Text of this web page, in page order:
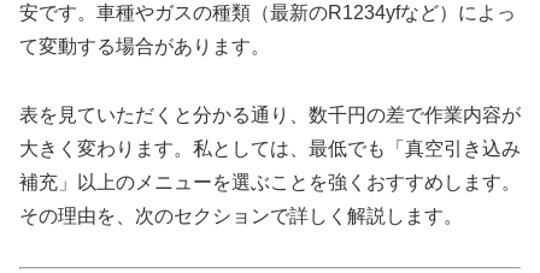
安です。車種やガスの種類（最新のR1234yfなど）によっ
て変動する場合があります。
表を見ていただくと分かる通り、数千円の差で作業内容が
大きく変わります。私としては、最低でも「真空引き込み
補充」以上のメニューを選ぶことを強くおすすめします。
その理由を、次のセクションで詳しく解説します。